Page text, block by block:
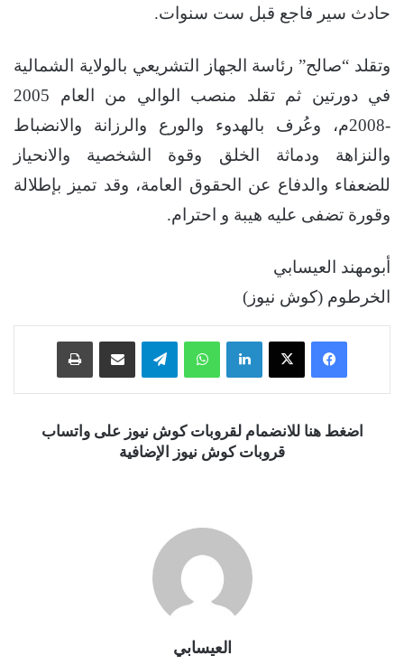
حادث سير فاجع قبل ست سنوات.
وتقلد “صالح” رئاسة الجهاز التشريعي بالولاية الشمالية
في دورتين ثم تقلد منصب الوالي من العام 2005
-2008م، وعُرف بالهدوء والورع والرزانة والانضباط
والنزاهة ودماثة الخلق وقوة الشخصية والانحياز
للضعفاء والدفاع عن الحقوق العامة، وقد تميز بإطلالة
وقورة تضفى عليه هيبة و احترام.
أبومهند العيسابي
الخرطوم (كوش نيوز)
فيسبوك ‫X لينكدإن واتساب تيلقرام
اضغط هنا للانضمام لقروبات كوش نيوز على واتساب
قروبات كوش نيوز الإضافية
العيسابي